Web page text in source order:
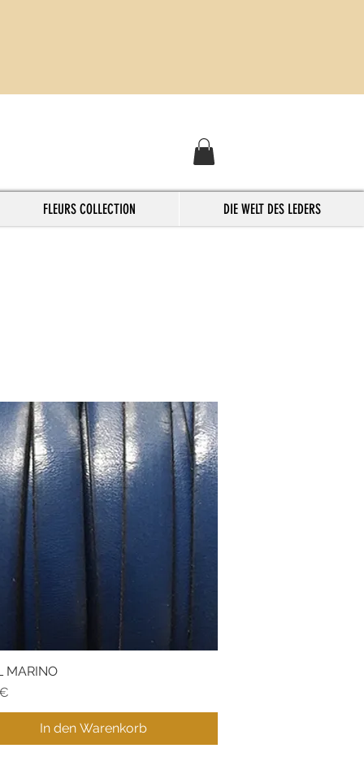
Schnellansicht
MARINO
In den Warenkorb
FLEURS COLLECTION DIE WELT DES LEDERS